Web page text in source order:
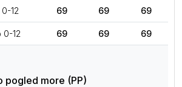
12 69 69 69
0-12 69 69 69
pogled more (PP)